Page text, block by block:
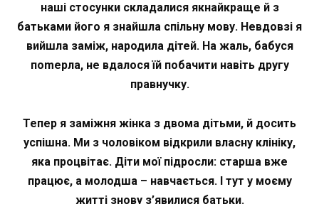
наші стосунки складалися якнайкраще й з
батьками його я знайшла спільну мову. Невдовзі я
вийшла заміж, народила дітей. На жаль, бабуся
поmepла, не вдалося їй побачити навіть другу
правнучку.
Тепер я заміжня жінка з двома дітьми, й досить
успішна. Ми з чоловіком відкрили власну клініку,
яка процвітає. Діти мої підросли: старша вже
працює, а молодша – навчається. І тут у моєму
житті знову з’явилися батьки.